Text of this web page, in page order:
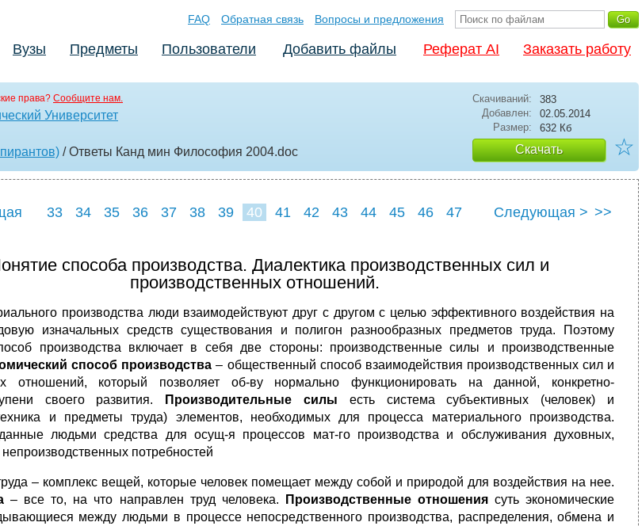
FAQ Обратная связь Вопросы и предложения
Вузы Предметы Пользователи Добавить файлы Реферат AI Заказать работу
права? Сообщите нам.
Университет
/ Ответы Канд мин Философия 2004.doc
Скачиваний:
383
Добавлен:
02.05.2014
Размер:
632 Кб
Скачать ☆
33 34 35 36 37 38 39 40 41 42 43 44 45 46
47
Следующая > >>
способа производства. Диалектика производственных сил и
производственных отношений.
производства люди взаимодействуют друг с другом с целью эффективного воздействия на
изначальных средств существования и полигон разнообразных предметов труда. Поэтому
производства включает в себя две стороны: производственные силы и производственные
способ производства – общественный способ взаимодействия производственных сил и
отношений, который позволяет об-ву нормально функционировать на данной, конкретно-
своего развития.
Производительные силы есть система субъективных (человек) и
и предметы труда) элементов, необходимых для процесса материального производства.
людьми средства для осущ-я процессов мат-го производства и обслуживания духовных,
потребностей
– комплекс вещей, которые человек помещает между собой и природой для воздействия на нее.
– все то, на что направлен труд человека. Производственные отношениясуть экономические
между людьми в процессе непосредственного производства, распределения, обмена и